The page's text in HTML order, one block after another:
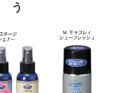
う